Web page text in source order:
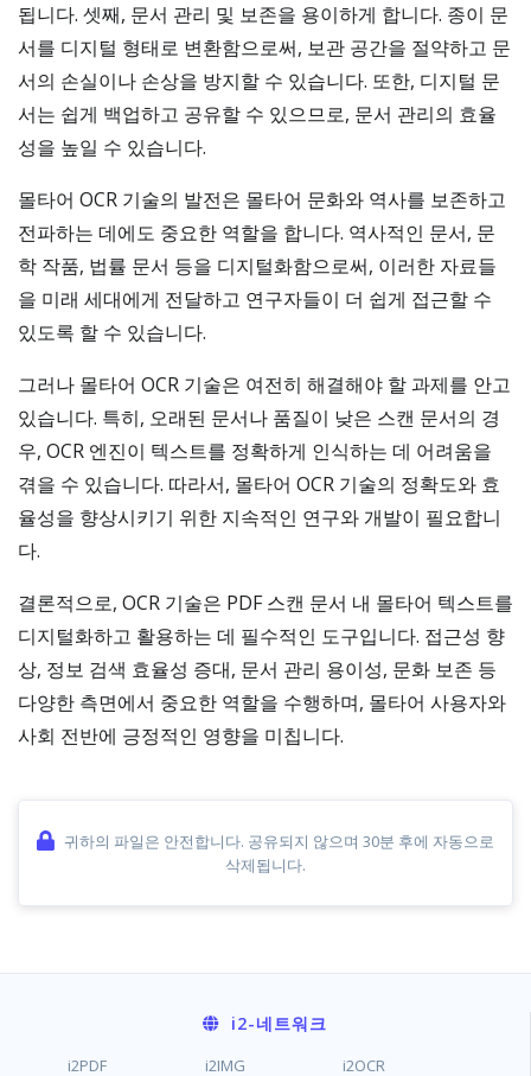
됩니다. 셋째, 문서 관리 및 보존을 용이하게 합니다. 종이 문
서를 디지털 형태로 변환함으로써, 보관 공간을 절약하고 문
서의 손실이나 손상을 방지할 수 있습니다. 또한, 디지털 문
서는 쉽게 백업하고 공유할 수 있으므로, 문서 관리의 효율
성을 높일 수 있습니다.
몰타어 OCR 기술의 발전은 몰타어 문화와 역사를 보존하고
전파하는 데에도 중요한 역할을 합니다. 역사적인 문서, 문
학 작품, 법률 문서 등을 디지털화함으로써, 이러한 자료들
을 미래 세대에게 전달하고 연구자들이 더 쉽게 접근할 수
있도록 할 수 있습니다.
그러나 몰타어 OCR 기술은 여전히 해결해야 할 과제를 안고
있습니다. 특히, 오래된 문서나 품질이 낮은 스캔 문서의 경
우, OCR 엔진이 텍스트를 정확하게 인식하는 데 어려움을
겪을 수 있습니다. 따라서, 몰타어 OCR 기술의 정확도와 효
율성을 향상시키기 위한 지속적인 연구와 개발이 필요합니
다.
결론적으로, OCR 기술은 PDF 스캔 문서 내 몰타어 텍스트를
디지털화하고 활용하는 데 필수적인 도구입니다. 접근성 향
상, 정보 검색 효율성 증대, 문서 관리 용이성, 문화 보존 등
다양한 측면에서 중요한 역할을 수행하며, 몰타어 사용자와
사회 전반에 긍정적인 영향을 미칩니다.
귀하의 파일은 안전합니다. 공유되지 않으며 30분 후에 자동으로
삭제됩니다.
i2-네트워크
i2PDF i2IMG i2OCR